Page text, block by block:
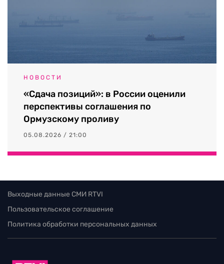
НОВОСТИ
«Сдача позиций»: в России оценили
перспективы соглашения по
Ормузскому проливу
05.08.2026 / 21:00
Выходные данные СМИ RTVI
Пользовательское соглашение
Политика обработки персональных данных